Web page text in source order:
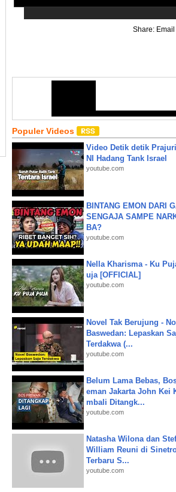
Share: Email
Populer Videos
Video Detik detik
NI Hadang Tank Israel
youtube.com
BINTANG EMON DARI
SENGAJA SAMPE
BA?
youtube.com
Nella Kharisma - Ku
uja [OFFICIAL]
youtube.com
Novel Tak Berujung -
Baswedan: Lepaskan
Terdakwa (...
youtube.com
Belum Lama Bebas,
eman Jakarta John Kei
mbali Ditangk...
youtube.com
Natasha Wilona dan
William Reuni di
Terbaru S...
youtube.com